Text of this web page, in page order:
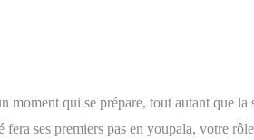
moment qui se prépare, tout autant que
ses premiers pas en youpala, votre